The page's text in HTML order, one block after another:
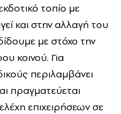
τοπίο με
και στην αλλαγή του
με στόχο την
κοινού. Για
περιλαμβάνει
πραγματεύεται
επιχειρήσεων σε